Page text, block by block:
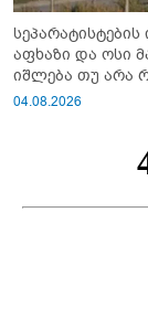
აფხაზი და ოსი
იშლება თუ არა
სისტემა?!
04.08.2026